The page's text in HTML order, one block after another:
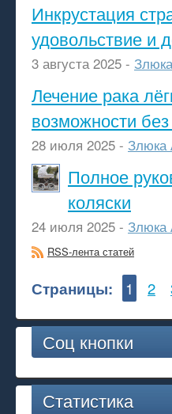
Инкрустация
удовольствие и
3 августа 2025 -
Лечение рака
возможности
28 июля 2025 - Злюка
Полное
коляски
24 июля 2025 - Злюка
RSS-лента статей
Страницы: 1 2
Соц кнопки
Статистика